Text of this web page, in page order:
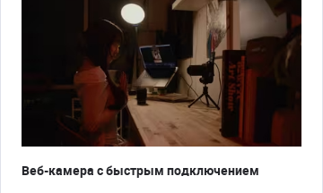
Веб-камера с быстрым подключением